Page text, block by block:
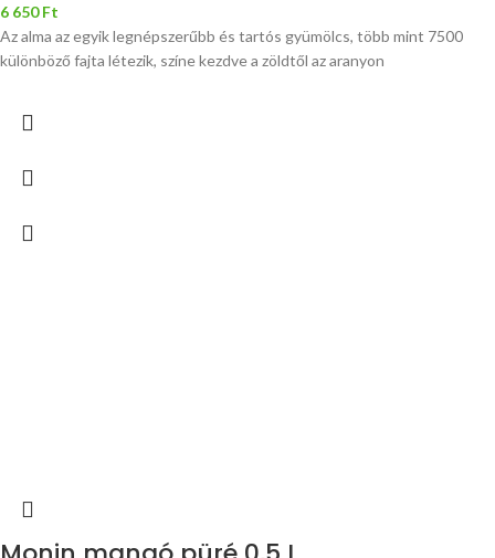
6 650Ft
Az alma az egyik legnépszerűbb és tartós gyümölcs, több mint 7500
különböző fajta létezik, színe kezdve a zöldtől az aranyon